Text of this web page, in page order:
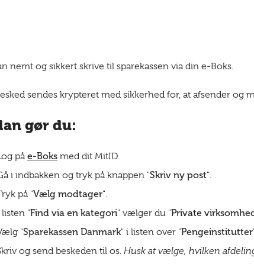
nemt og sikkert skrive til sparekassen via din e-Boks.
sendes krypteret med sikkerhed for, at afsender og
gør du:
på e-Boks med dit MitID.
i indbakken og tryk på knappen "Skriv ny post".
på "Vælg modtager".
listen "Find via en kategori" vælger du "Private
"Sparekassen Danmark" i listen over "Pengeinstitutter
og send beskeden til os. Husk at vælge, hvilken